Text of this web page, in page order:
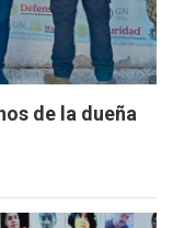
de la dueña